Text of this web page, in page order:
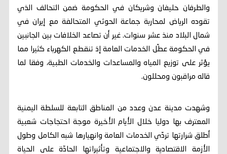
والطرفان حليفان وشريكان في الحكومة ضمن التحالف الذي
تقوده الرياض لمحاربة جماعة الحوثي المتحالفة مع إيران في
شمال البلاد منذ عشر سنوات. غير أن تصاعد الخلافات بين الجانبين
في الحكومة عطّل الخدمات العامة إذ تنقطع الكهرباء كثيرا مما
يؤثر على توزيع المياه والمساعدات والخدمات الطبية، وفقا لما
قاله مراقبون ومحللون.
وشهدت مدينة عدن وعدد من المناطق التابعة للسلطة اليمنية
المعترف بها دوليا خلال الأيام الأخيرة موجة احتجاجات شعبية
أطلق شرارتها تردّي الخدمات العامة وانهيارها شبه الكامل وطول
الأزمة الاقتصادية والاجتماعية وتأثيراتها الحادّة على الحياة